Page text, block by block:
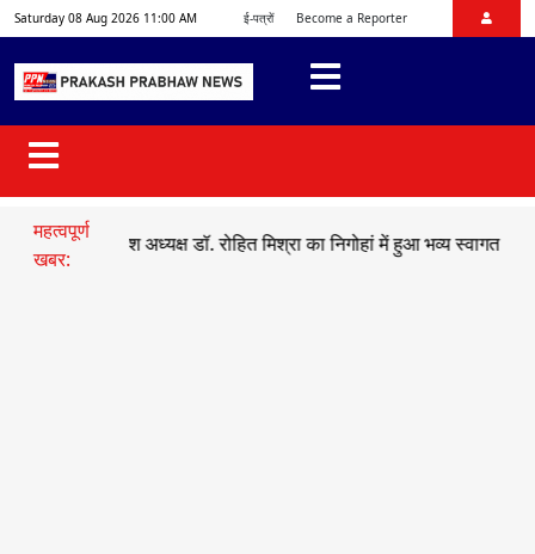
Saturday 08 Aug 2026 11:00 AM ई-पत्रों Become a Reporter
महत्वपूर्ण
खबर:
प्रदेश अध्यक्ष डॉ. रोहित मिश्रा का निगोहां में हुआ भव्य स्वागत ●सड़क